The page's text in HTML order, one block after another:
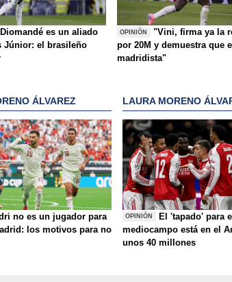
es un aliado
Júnior: el brasileño
OPINIÓN
"Vini, firma ya la
por 20M y demuestra que
madridista"
ÁLVAREZ
no es un jugador para
los motivos para no
LAURA MORENO
OPINIÓN
El 'tapado' para
mediocampo está en el
unos 40 millones